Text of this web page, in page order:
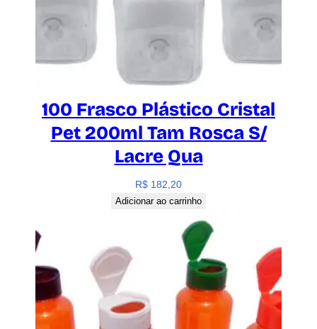
100 Frasco Plástico Cristal
Pet 200ml Tam Rosca S/
Lacre Qua
R$ 182,20
Adicionar ao carrinho